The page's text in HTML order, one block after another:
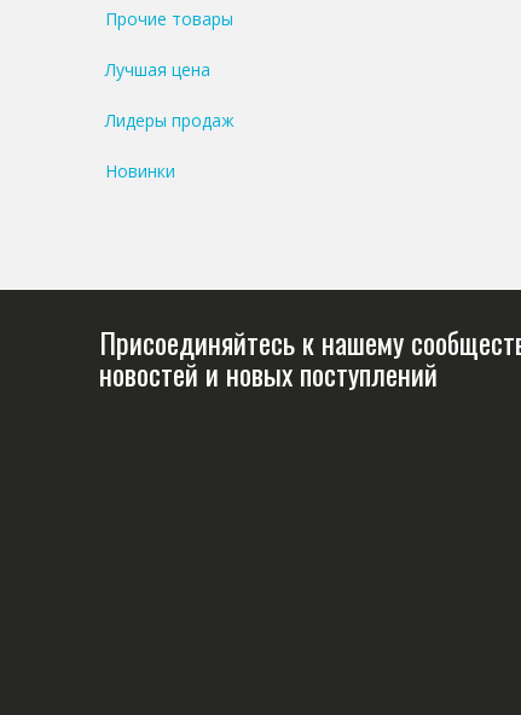
Прочие товары
Лучшая цена
Лидеры продаж
Новинки
Присоединяйтесь к нашему
новостей и новых поступлений